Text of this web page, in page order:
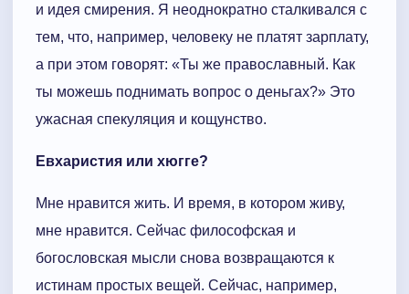
и идея смирения. Я неоднократно сталкивался с
тем, что, например, человеку не платят зарплату,
а при этом говорят: «Ты же православный. Как
ты можешь поднимать вопрос о деньгах?» Это
ужасная спекуляция и кощунство.
Евхаристия или хюгге?
Мне нравится жить. И время, в котором живу,
мне нравится. Сейчас философская и
богословская мысли снова возвращаются к
истинам простых вещей. Сейчас, например,